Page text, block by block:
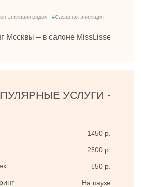
эпиляции рядом #Сахарная эпиляция
Москвы – в салоне MissLisse
УСЛУГИ -
1450 р.
2500 р.
550 р.
На паузе